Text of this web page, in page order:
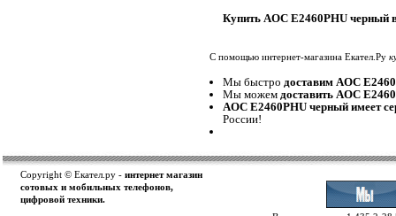
Купить AOC E2460PHU черный
С помощью интернет-магазина Екател.Ру
Мы быстро доставим AOC
Мы можем доставить AOC
AOC E2460PHU черный имеет
России!
Copyright © Екател.ру - интернет магазин
сотовых и мобильных телефонов,
цифровой техники.